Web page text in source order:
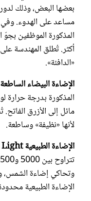
بعضها البعض، وذلك
مساعد على الهدوء. وفي
المذكورة الموظفين بجوّ
أكثر. تُطلق المهندسة
«الدافئة».
الإضاءة البيضاء الساطعة Bright White:
المذكورة بدرجة حرارة
مائل إلى الأزرق
لأنها «نظيفة» وساطعة.
الإضاءة الطبيعية Natural Light:
وتحاكي إضاءة الشمس،
الإضاءة الطبيعية